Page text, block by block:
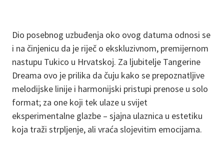
Dio posebnog uzbuđenja oko ovog datuma odnosi se
i na činjenicu da je riječ o ekskluzivnom, premijernom
nastupu Tukico u Hrvatskoj. Za ljubitelje Tangerine
Dreama ovo je prilika da čuju kako se prepoznatljive
melodijske linije i harmonijski pristupi prenose u solo
format; za one koji tek ulaze u svijet
eksperimentalne glazbe – sjajna ulaznica u estetiku
koja traži strpljenje, ali vraća slojevitim emocijama.